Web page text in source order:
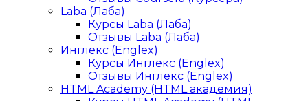
Laba (Лаба)
Курсы Laba (Лаба)
Отзывы Laba (Лаба)
Инглекс (Englex)
Курсы Инглекс (Englex)
Отзывы Инглекс (Englex)
HTML Academy (HTML академия)